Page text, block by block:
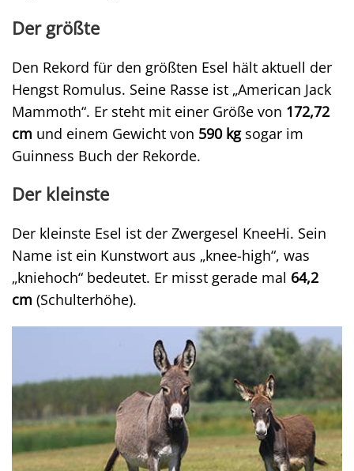
Der größte
Den Rekord für den größten Esel hält aktuell der
Hengst Romulus. Seine Rasse ist „American Jack
Mammoth“. Er steht mit einer Größe von 172,72
cm und einem Gewicht von 590 kgsogar im
Guinness Buch der Rekorde.
Der kleinste
Der kleinste Esel ist der Zwergesel KneeHi. Sein
Name ist ein Kunstwort aus „knee-high“, was
„kniehoch“ bedeutet. Er misst gerade mal 64,2
cm (Schulterhöhe).